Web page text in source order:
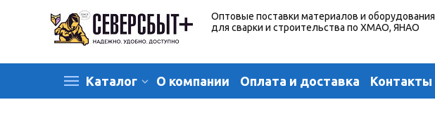
Оптовые поставки материалов и оборудования
для сварки и строительства по ХМАО, ЯНАО
Каталог О компании Оплата и доставка Контакты